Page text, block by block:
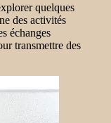
quelques
des activités
échanges
transmettre des